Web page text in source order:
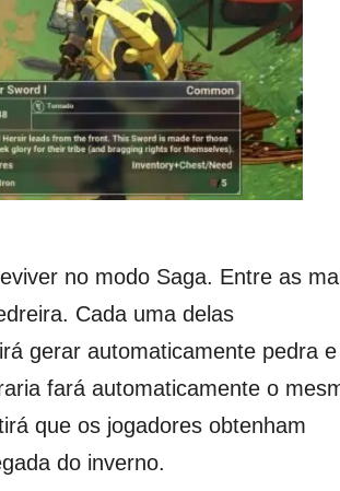
no modo Saga. Entre as
Cada uma delas
gerar automaticamente pedra e
fará automaticamente o
que os jogadores obtenham
do inverno.